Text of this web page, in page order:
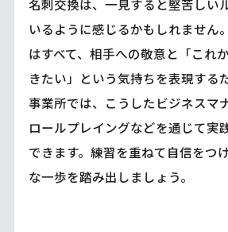
名刺交換は、一見すると堅苦しい
いるように感じるかもしれません
はすべて、相手への敬意と「これ
きたい」という気持ちを表現する
事業所では、こうしたビジネスマ
ロールプレイングなどを通じて実
できます。練習を重ねて自信をつ
な一歩を踏み出しましょう。